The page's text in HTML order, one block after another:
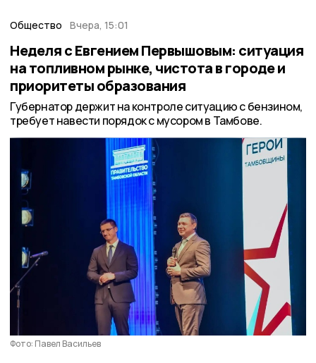
Общество Вчера, 15:01
Неделя с Евгением Первышовым: ситуация
на топливном рынке, чистота в городе и
приоритеты образования
Губернатор держит на контроле ситуацию с бензином,
требует навести порядок с мусором в Тамбове.
Фото: Павел Васильев